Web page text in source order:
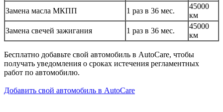
Замена масла МКПП
1 раз в 36 мес.
45000
км
Замена свечей зажигания
1 раз в 36 мес.
45000
км
Бесплатно добавьте свой автомобиль в AutoCare, чтобы
получать уведомления о сроках истечения регламентных
работ по автомобилю.
Добавить свой автомобиль в AutoCare